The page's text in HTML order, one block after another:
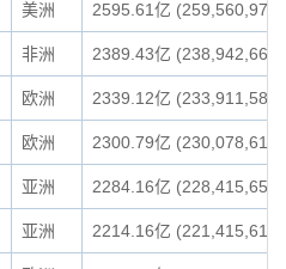
美洲 2595.61亿
非洲 2389.43亿
欧洲 2339.12亿
欧洲 2300.79亿
亚洲 2284.16亿
亚洲 2214.16亿